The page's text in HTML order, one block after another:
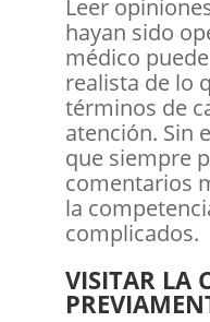
Leer
hayan sido
médico
realista de lo
términos de
atención. Sin
que siempre
comentarios
la
complicados.
VISITAR LA